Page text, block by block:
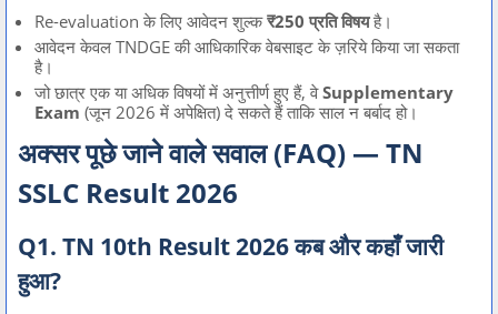
Re-evaluation के लिए आवेदन शुल्क₹250 प्रति विषयहै।
आवेदन केवल TNDGE की आधिकारिक वेबसाइट के ज़रिये किया जा सकता
है।
जो छात्र एक या अधिक विषयों में अनुत्तीर्ण हुए हैं, वेSupplementary
Exam (जून 2026 में अपेक्षित) दे सकते हैं ताकि साल न बर्बाद हो।
अक्सर पूछे जाने वाले सवाल (FAQ) — TN
SSLC Result 2026
Q1. TN 10th Result 2026 कब और कहाँ जारी
हुआ?